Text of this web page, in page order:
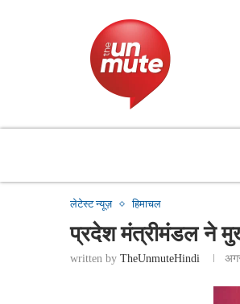
लेटेस्ट न्यूज़ हिमाचल
प्रदेश मंत्रीमंडल ने
written by TheUnmuteHindi